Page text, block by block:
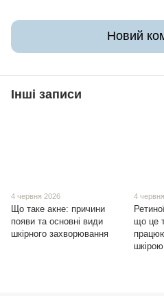
Новий
Інші записи
4 червня 2026
Що таке акне: причини
появи та основні види
шкірного захворювання
4
що це
шкірою